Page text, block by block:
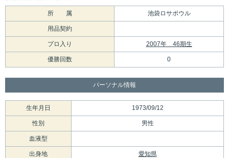
所 属 池袋ロサボウル
用品契約
プロ入り 2007年 46期生
優勝回数 0
パーソナル情報
生年月日 1973/09/12
性別 男性
血液型
出身地 愛知県